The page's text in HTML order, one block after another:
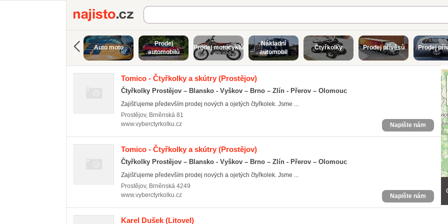
Najisto.cz
Auto moto
Prodej
automobilů
Prodej motocyklů
Nákladní
automobil
Čtyřkolky Prodej přívěsů Prodej
Tomico - Čtyřkolky a skútry (Prostějov)
Čtyřkolky Prostějov – Blansko - Vyškov – Brno – Zlín - Přerov – Olomouc
Zajišťujeme především prodej nových a ojetých čtyřkolek. Jsme ...
Prostějov, Brněnská 81
www.vyberctyrkolku.cz
Napište nám
Tomico - Čtyřkolky a skútry (Prostějov)
Čtyřkolky Prostějov – Blansko - Vyškov – Brno – Zlín - Přerov – Olomouc
Zajišťujeme především prodej nových a ojetých čtyřkolek. Jsme ...
Prostějov, Brněnská 4249
www.vyberctyrkolku.cz
Napište nám
Karel Dušek (Litovel)